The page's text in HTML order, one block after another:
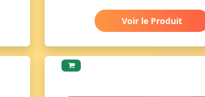
Voir le Produit